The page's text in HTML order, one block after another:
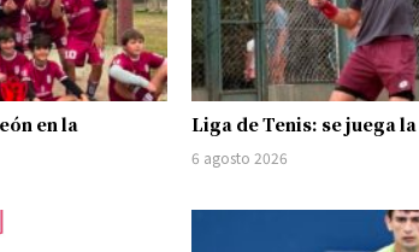
en la
Liga de Tenis: se juega
6 agosto 2026